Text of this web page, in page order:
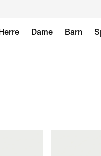
Herre Dame Barn